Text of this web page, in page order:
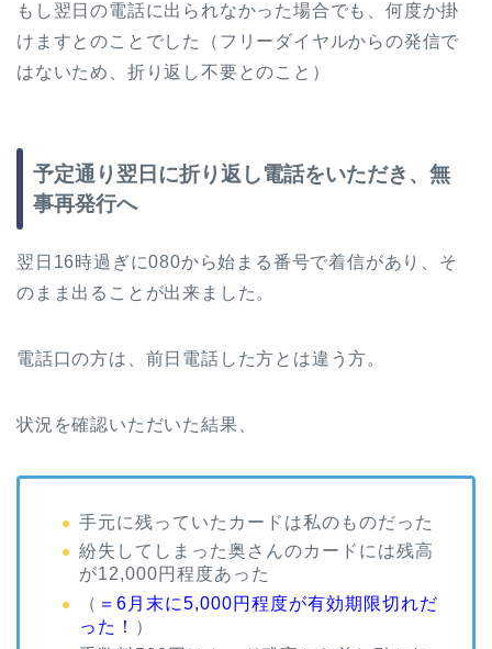
もし翌日の電話に出られなかった場合でも、何度か掛
けますとのことでした（フリーダイヤルからの発信で
はないため、折り返し不要とのこと）
予定通り翌日に折り返し電話をいただき、無
事再発行へ
翌日16時過ぎに080から始まる番号で着信があり、そ
のまま出ることが出来ました。
電話口の方は、前日電話した方とは違う方。
状況を確認いただいた結果、
手元に残っていたカードは私のものだった
紛失してしまった奥さんのカードには残高
が12,000円程度あった
（ ＝6月末に5,000円程度が有効期限切れだ
った！ ）